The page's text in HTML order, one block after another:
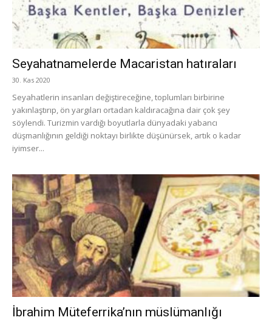
Seyahatnamelerde Macaristan hatıraları
30. Kas 2020
Seyahatlerin insanları değiştireceğine, toplumları birbirine
yakınlaştırıp, ön yargıları ortadan kaldıracağına dair çok şey
söylendi. Turizmin vardığı boyutlarla dünyadaki yabancı
düşmanlığının geldiği noktayı birlikte düşünürsek, artık o kadar
iyimser...
İbrahim Müteferrika’nın müslümanlığı